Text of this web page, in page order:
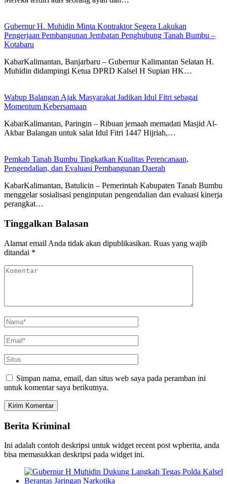
Gubernur H. Muhidin Minta Kontraktor Segera Lakukan
Pengerjaan Pembangunan Jembatan Penghubung Tanah Bumbu –
Kotabaru
KabarKalimantan, Banjarbaru – Gubernur Kalimantan Selatan H.
Muhidin didampingi Ketua DPRD Kalsel H Supian HK…
Wabup Balangan Ajak Masyarakat Jadikan Idul Fitri sebagai
Momentum Kebersamaan
KabarKalimantan, Paringin – Ribuan jemaah memadati Masjid Al-
Akbar Balangan untuk salat Idul Fitri 1447 Hijriah,…
Pemkab Tanah Bumbu Tingkatkan Kualitas Perencanaan,
Pengendalian, dan Evaluasi Pembangunan Daerah
KabarKalimantan, Batulicin – Pemerintah Kabupaten Tanah Bumbu
menggelar sosialisasi penginputan pengendalian dan evaluasi kinerja
perangkat…
Tinggalkan Balasan
Alamat email Anda tidak akan dipublikasikan. Ruas yang wajib
ditandai *
Simpan nama, email, dan situs web saya pada peramban ini
untuk komentar saya berikutnya.
Berita Kriminal
Ini adalah contoh deskripsi untuk widget recent post wpberita, anda
bisa memasukkan deskripsi pada widget ini.